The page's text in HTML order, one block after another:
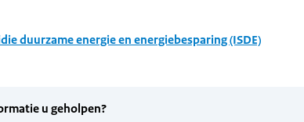
duurzame energie en energiebesparing (ISDE)